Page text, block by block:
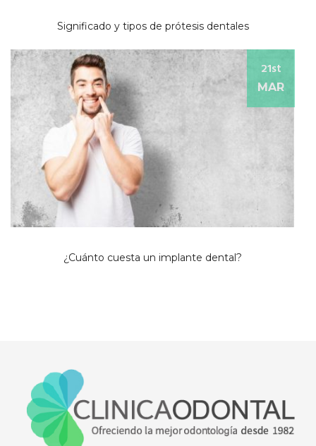
Significado y tipos de prótesis dentales
21st
MAR
¿Cuánto cuesta un implante dental?